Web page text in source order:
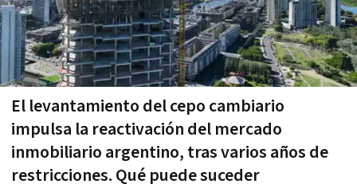
El levantamiento del cepo cambiario
impulsa la reactivación del mercado
inmobiliario argentino, tras varios años de
restricciones. Qué puede suceder